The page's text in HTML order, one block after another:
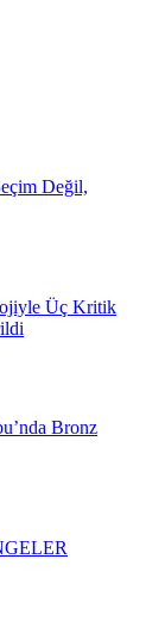
Değil,
Üç Kritik
Bronz